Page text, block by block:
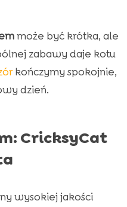
może być krótka, ale
zabawy daje kotu
kończymy spokojnie,
dzień.
CricksyCat
wysokiej jakości